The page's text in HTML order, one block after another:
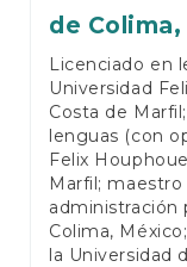
de
Licenciado en
Universidad
Costa de
lenguas (con
Felix
Marfil;
administración
Colima,
la Universidad